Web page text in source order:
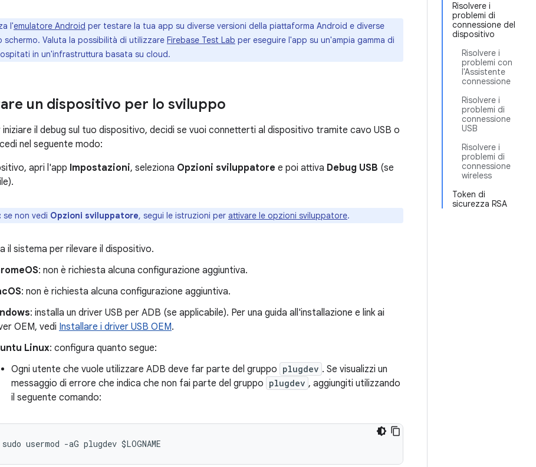
Risolvere i
problemi di
connessione del
dispositivo
Risolvere i
problemi con
l'Assistente
connessione
Risolvere i
problemi di
connessione
USB
Risolvere i
problemi di
connessione
wireless
Token di
sicurezza RSA
l'emulatore Android per testare la tua app su diverse versioni della piattaforma Android e diverse
schermo. Valuta la possibilità di utilizzare Firebase Test Lab per eseguire l'app su un'ampia gamma di
in un'infrastruttura basata su cloud.
un dispositivo per lo sviluppo
il debug sul tuo dispositivo, decidi se vuoi connetterti al dispositivo tramite cavo USB o
nel seguente modo:
apri l'app Impostazioni, seleziona Opzioni sviluppatore e poi attiva Debug USB (se
se non vedi Opzioni sviluppatore, segui le istruzioni per attivare le opzioni sviluppatore.
il sistema per rilevare il dispositivo.
: non è richiesta alcuna configurazione aggiuntiva.
: non è richiesta alcuna configurazione aggiuntiva.
: installa un driver USB per ADB (se applicabile). Per una guida all'installazione e link ai
OEM, vedi Installare i driver USB OEM.
Linux: configura quanto segue:
Ogni utente che vuole utilizzare ADB deve far parte del gruppo plugdev . Se visualizzi un
messaggio di errore che indica che non fai parte del gruppo plugdev , aggiungiti utilizzando
il seguente comando: